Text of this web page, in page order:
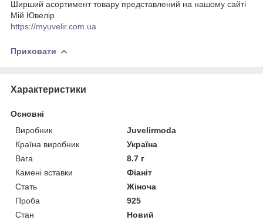
Ширший асортимент товару представлений на нашому сайті
Мій Ювелір
https://myuvelir.com.ua
Приховати
Характеристики
Основні
Виробник
Juvelirmoda
Країна виробник
Україна
Вага
8.7 г
Камені вставки
Фіаніт
Стать
Жіноча
Проба
925
Стан
Новий